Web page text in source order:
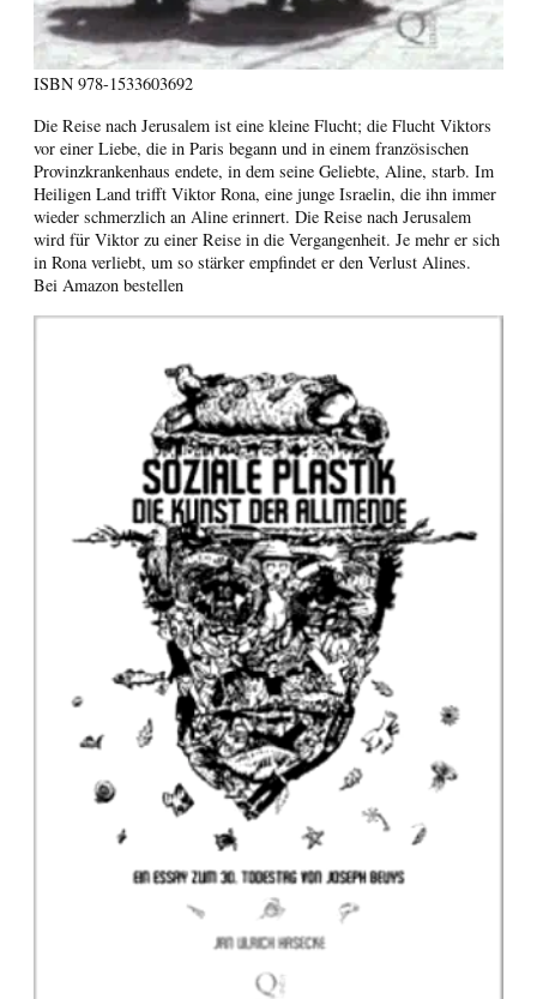
ISBN 978-1533603692
Die Reise nach Jerusalem ist eine kleine Flucht; die Flucht Viktors
vor einer Liebe, die in Paris begann und in einem französischen
Provinzkrankenhaus endete, in dem seine Geliebte, Aline, starb. Im
Heiligen Land trifft Viktor Rona, eine junge Israelin, die ihn immer
wieder schmerzlich an Aline erinnert. Die Reise nach Jerusalem
wird für Viktor zu einer Reise in die Vergangenheit. Je mehr er sich
in Rona verliebt, um so stärker empfindet er den Verlust Alines.
Bei Amazon bestellen